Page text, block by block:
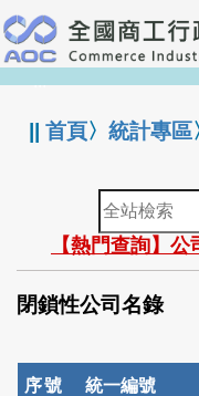
跳
到
主
要
:::
||首頁〉統計專區
全
站
檢
索
【熱門查詢】
閉鎖性公司名錄
序號 統一編號